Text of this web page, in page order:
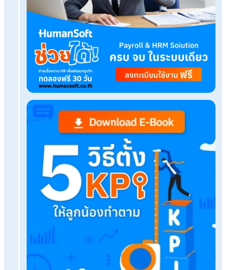
เทรนด์การทำงาน 2024 (สำหรับ HR)
เรื่องที่คุณอาจสนใจ
เมื่อพนักงานกระทำผิด HR ตักเตือนพนักงานอย่างไร
เช็กจุดแข็ง-จุดอ่อนของตนเอง ด้วยแบบทดสอบ
บุคลิกภาพDISC Model
Talent Management บริหารคนเก่งในองค์กรอย่า
ประสิทธิภาพ